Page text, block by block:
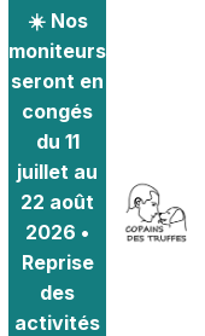
☀️ Nos
moniteurs
seront en
congés
du 11
juillet au
22 août
2026 •
Reprise
des
activités